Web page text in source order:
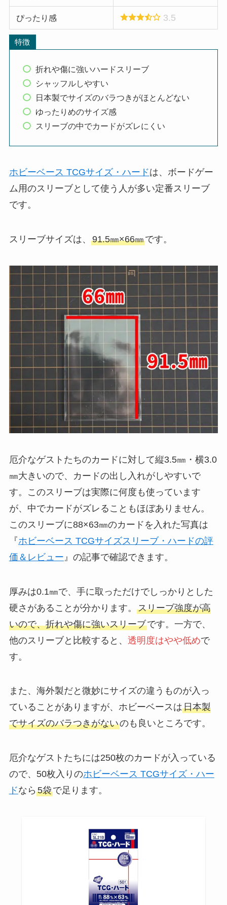
ぴったり感 3.5
特徴
折れや傷に強いハードスリーブ
シャッフルしやすい
日本製でサイズのバラつきがほとんどない
ゆったりめのサイズ感
スリーブの中でカードがズレにくい
ホビーベース TCGサイズ・ハードは、ボードゲー
ム用のスリーブとして使う人が多い定番スリーブ
です。
スリーブサイズは、 91.5㎜×66㎜です。
厄介なゲストたちのカードに対して縦3.5㎜・横3.0
㎜大きいので、カードの出し入れがしやすいで
す。このスリーブは実際に何度も使っています
が、中でカードがズレることもほぼありません。
このスリーブに88×63㎜のカードを入れた写真は
『ホビーベース TCGサイズスリーブ・ハードの評
価＆レビュー 』の記事で確認できます。
厚みは0.1㎜で、手に取っただけでしっかりとした
硬さがあることが分かります。 スリーブ強度が高
いので、折れや傷に強いスリーブです。一方で、
他のスリーブと比較すると、 透明度はやや低めで
す。
また、海外製だと微妙にサイズの違うものが入っ
ていることがありますが、ホビーベースは日本製
でサイズのバラつきがないのも良いところです。
厄介なゲストたちには250枚のカードが入っている
ので、50枚入りのホビーベース TCGサイズ・ハー
ドなら 5袋で足ります。